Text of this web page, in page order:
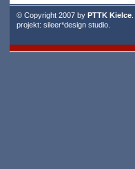
© Copyright 2007 by PTTK Kielce
projekt: sileer*design studio